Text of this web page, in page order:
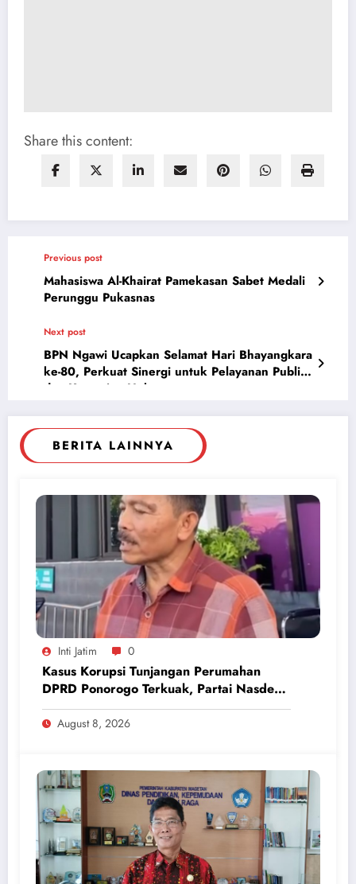
Share this content:
Previous post
Mahasiswa Al-Khairat Pamekasan Sabet Medali
Perunggu Pukasnas
Next post
BPN Ngawi Ucapkan Selamat Hari Bhayangkara
ke-80, Perkuat Sinergi untuk Pelayanan Publik
dan Kepastian Hukum
BERITA LAINNYA
Inti Jatim 0
Kasus Korupsi Tunjangan Perumahan
DPRD Ponorogo Terkuak, Partai Nasdem
Inisiatif Kembalikan Uang Rp 748 Juta
August 8, 2026